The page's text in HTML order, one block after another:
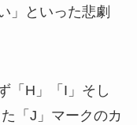
」といった悲劇
「H」「I」そし
「J」マークのカ